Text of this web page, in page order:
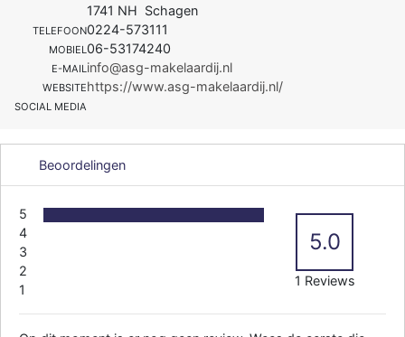
1741 NH Schagen
TELEFOON0224-573111
MOBIEL06-53174240
E-MAILinfo@asg-makelaardij.nl
WEBSITEhttps://www.asg-makelaardij.nl/
SOCIAL MEDIA
Beoordelingen
5
4
3
2
1
5.0
1 Reviews